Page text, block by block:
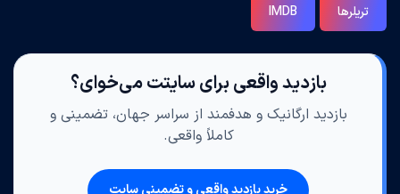
تریلرها IMDB
بازدید واقعی برای سایتت می‌خوای؟
بازدید ارگانیک و هدفمند از سراسر جهان، تضمینی و
کاملاً واقعی.
خرید بازدید واقعی و تضمینی سایت